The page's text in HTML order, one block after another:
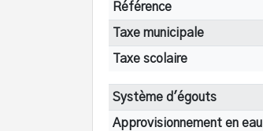
Référence
Taxe municipale
Taxe scolaire
Système d'égouts
Approvisionnement en eau